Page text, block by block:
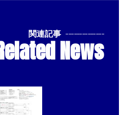
関連記事 --------------
News